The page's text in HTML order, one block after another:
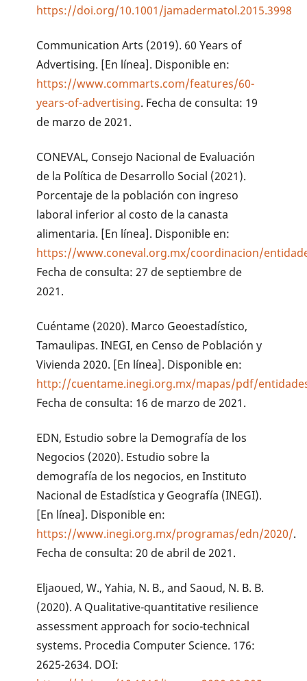
https://doi.org/10.1001/jamadermatol.2015.3998
Communication Arts (2019). 60 Years of
Advertising. [En línea]. Disponible en:
https://www.commarts.com/features/60-
years-of-advertising. Fecha de consulta: 19
de marzo de 2021.
CONEVAL, Consejo Nacional de Evaluación
de la Política de Desarrollo Social (2021).
Porcentaje de la población con ingreso
laboral inferior al costo de la canasta
alimentaria. [En línea]. Disponible en:
https://www.coneval.org.mx/coordinacion/
Fecha de consulta: 27 de septiembre de
2021.
Cuéntame (2020). Marco Geoestadístico,
Tamaulipas. INEGI, en Censo de Población y
Vivienda 2020. [En línea]. Disponible en:
http://cuentame.inegi.org.mx/mapas/pdf/
Fecha de consulta: 16 de marzo de 2021.
EDN, Estudio sobre la Demografía de los
Negocios (2020). Estudio sobre la
demografía de los negocios, en Instituto
Nacional de Estadística y Geografía (INEGI).
[En línea]. Disponible en:
https://www.inegi.org.mx/programas/edn/2020/.
Fecha de consulta: 20 de abril de 2021.
Eljaoued, W., Yahia, N. B., and Saoud, N. B. B.
(2020). A Qualitative-quantitative resilience
assessment approach for socio-technical
systems. Procedia Computer Science. 176:
2625-2634. DOI: